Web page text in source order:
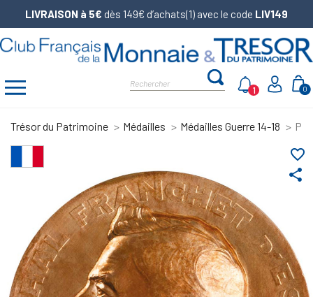
LIVRAISON à 5€ dès 149€ d’achats(1) avec le code LIV149
0
1
Trésor du Patrimoine Médailles Médailles Guerre 14-18
share
favorite_border